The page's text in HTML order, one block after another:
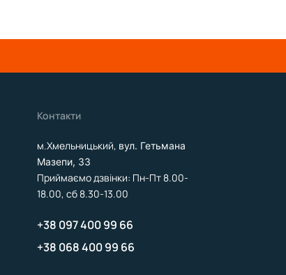
Контакти
м.Хмельницький, вул. Гетьмана
Мазепи, 33
Приймаємо дзвінки: Пн-Пт 8.00-
18.00, сб 8.30-13.00
+38 097 400 99 66
+38 068 400 99 66